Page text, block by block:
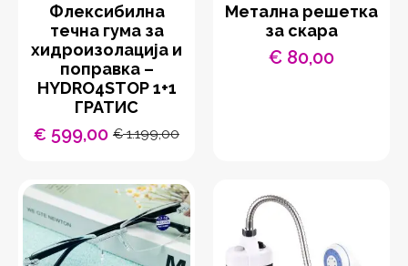
Флексибилна
течна гума за
хидроизолација и
поправка –
HYDRO4STOP 1+1
ГРАТИС
€1.199,00
Original
was:
€ 1.199,00.
€ 599,00Current
is:
€ 599,00.
Метална решетка
за скара
€ 80,00